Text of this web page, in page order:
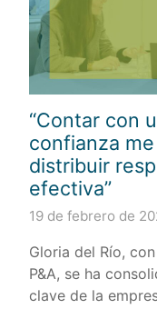
“Contar con
confianza
distribuir
efectiva”
19 de febrero de
Gloria del Río,
P&A, se ha
clave de la